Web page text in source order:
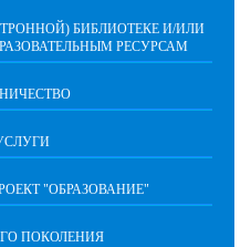
БИБЛИОТЕКЕ И/ИЛИ
РЕСУРСАМ
"ОБРАЗОВАНИЕ"
ПОКОЛЕНИЯ